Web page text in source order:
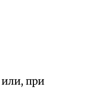
или, при